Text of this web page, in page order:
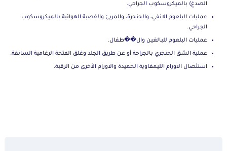
الصدغ) بالميكروسكوب الجراحي.
عمليات البلعوم الانفي، والحنجرة، والمريئ والقصبة الهوائية بالميكروسكوب
الجراحي.
عمليات البلعوم للبالغين وال��طفال.
عملية الشق الحنجري بالجراحة أو عن طريق الجلد وغلق الفتحة الرغامية السابقة.
استئصال الاورام الليمفاوية الحميدة والاورام الأخرى من الرقبة.